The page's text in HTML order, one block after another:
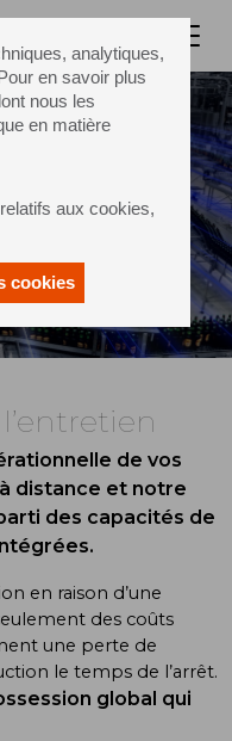
analytiques,
en savoir plus
nous les
en matière
aux cookies,
cookies
continu de vos
de vos
distance et notre
des capacités de
en raison d’une
des coûts
une perte de
le temps de l’arrêt.
global qui